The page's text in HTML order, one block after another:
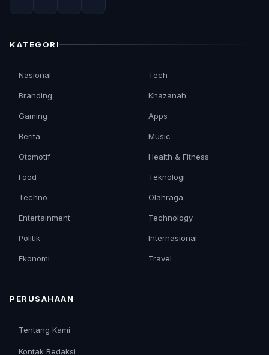
KATEGORI
Nasional
Branding
Gaming
Berita
Otomotif
Tech
Khazanah
Apps
Music
Health & Fitness
Food
Techno
Entertainment
Politik
Ekonomi
Teknologi
Olahraga
Technology
Internasional
Travel
PERUSAHAAN
Tentang Kami
Kontak Redaksi